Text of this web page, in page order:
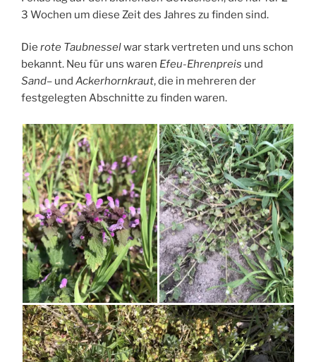
3 Wochen um diese Zeit des Jahres zu finden sind.
Die rote Taubnesselwar stark vertreten und uns schon
bekannt. Neu für uns waren Efeu-Ehrenpreis und
Sand– und Ackerhornkraut, die in mehreren der
festgelegten Abschnitte zu finden waren.